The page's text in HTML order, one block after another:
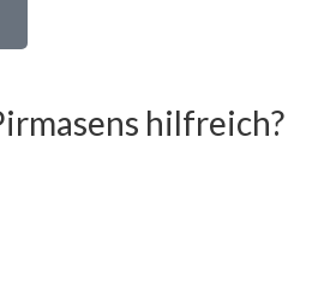
hilfreich?